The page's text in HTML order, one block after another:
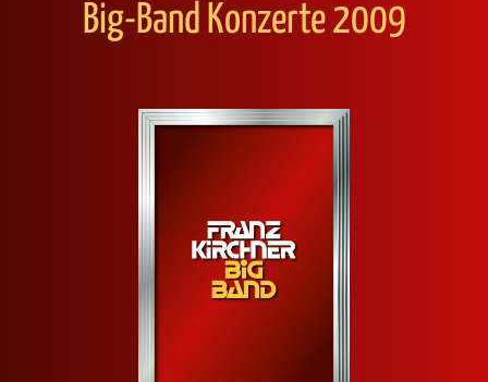
Big-Band Kon­zer­te 2009